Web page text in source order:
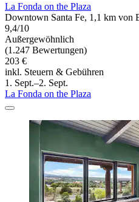
La Fonda on the Plaza
Downtown Santa Fe, 1,1 km von
9,4/10
Außergewöhnlich
(1.247 Bewertungen)
203 €
inkl. Steuern & Gebühren
1. Sept.–2. Sept.
La Fonda on the Plaza